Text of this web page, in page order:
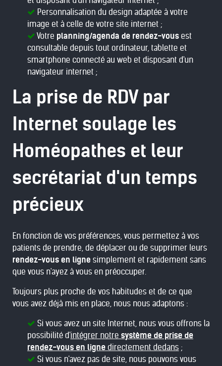
Personnalisation du design adaptée à votre
image et à celle de votre site internet ;
Votre planning/agenda de rendez-vous est
consultable depuis tout ordinateur, tablette et
smartphone connecté au web et disposant d'un
navigateur internet ;
La prise de RDV par
Internet soulage les
Homéopathes et leur
secrétariat d'un temps
précieux
En fonction de vos préférences, vous permettez à vos
patients de prendre, de déplacer ou de supprimer leurs
rendez-vous en ligne simplement et rapidement sans
que vous n'ayez à vous en préoccuper.
Toujours plus proche de vos habitudes et de ce que
vous avez déjà mis en place, nous nous adaptons :
Si vous avez un site Internet, nous vous offrons la
possibilité d'intégrer notre système de prise de
rendez-vous en ligne directement dedans ;
Si vous n'avez pas de site, nous pouvons vous